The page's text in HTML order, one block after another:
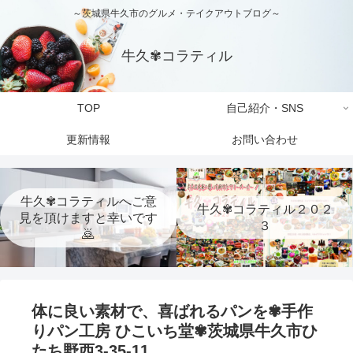
～茨城県牛久市のグルメ・テイクアウトブログ～
牛久✾コラティル
TOP 自己紹介・SNS
更新情報 お問い合わせ
牛久✾コラティルへご意
見を頂けますと幸いです
🙇
牛久✾コラティル２０２
３
体に良い素材で、喜ばれるパンを✾手作
りパン工房 ひこいち堂✾茨城県牛久市ひ